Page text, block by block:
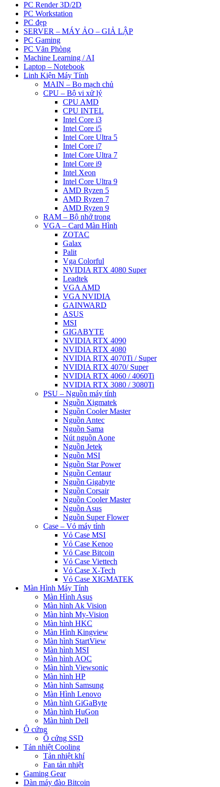
PC Render 3D/2D
PC Workstation
PC đẹp
SERVER – MÁY ẢO – GIẢ LẬP
PC Gaming
PC Văn Phòng
Machine Learning / AI
Laptop – Notebook
Linh Kiện Máy Tính
MAIN – Bo mạch chủ
CPU – Bộ vi xử lý
CPU AMD
CPU INTEL
Intel Core i3
Intel Core i5
Intel Core Ultra 5
Intel Core i7
Intel Core Ultra 7
Intel Core i9
Intel Xeon
Intel Core Ultra 9
AMD Ryzen 5
AMD Ryzen 7
AMD Ryzen 9
RAM – Bộ nhớ trong
VGA – Card Màn Hình
ZOTAC
Galax
Palit
Vga Colorful
NVIDIA RTX 4080 Super
Leadtek
VGA AMD
VGA NVIDIA
GAINWARD
ASUS
MSI
GIGABYTE
NVIDIA RTX 4090
NVIDIA RTX 4080
NVIDIA RTX 4070Ti / Super
NVIDIA RTX 4070/ Super
NVIDIA RTX 4060 / 4060Ti
NVIDIA RTX 3080 / 3080Ti
PSU – Nguồn máy tính
Nguồn Xigmatek
Nguồn Cooler Master
Nguồn Antec
Nguồn Sama
Nút nguồn Aone
Nguồn Jetek
Nguồn MSI
Nguồn Star Power
Nguồn Centaur
Nguồn Gigabyte
Nguồn Corsair
Nguồn Cooler Master
Nguồn Asus
Nguồn Super Flower
Case – Vỏ máy tính
Vỏ Case MSI
Vỏ Case Kenoo
Vỏ Case Bitcoin
Vỏ Case Viettech
Vỏ Case X-Tech
Vỏ Case XIGMATEK
Màn Hình Máy Tính
Màn Hình Asus
Màn hình Ak Vision
Màn hình My-Vision
Màn hình HKC
Màn Hình Kingview
Màn hình StartView
Màn hình MSI
Màn hình AOC
Màn hình Viewsonic
Màn hình HP
Màn hình Samsung
Màn Hình Lenovo
Màn hình GiGaByte
Màn hình HuGon
Màn hình Dell
Ô cứng
Ổ cứng SSD
Tản nhiệt Cooling
Tản nhiệt khí
Fan tản nhiệt
Gaming Gear
Dàn máy đào Bitcoin